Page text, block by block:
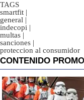
TAGS
smartfit |
general |
indecopi |
multas |
sanciones |
proteccion al consumidor